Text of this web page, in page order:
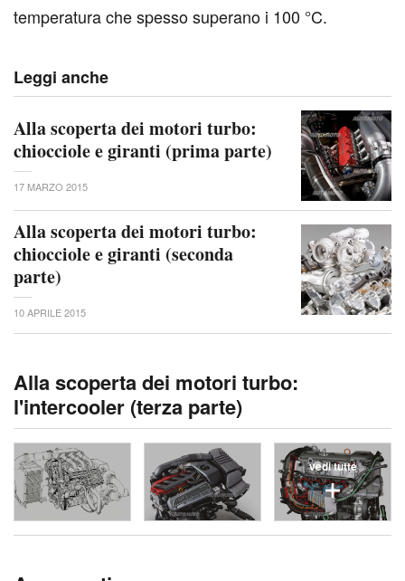
temperatura che spesso superano i 100 °C.
Leggi anche
Alla scoperta dei motori turbo:
chiocciole e giranti (prima parte)
17 MARZO 2015
Alla scoperta dei motori turbo:
chiocciole e giranti (seconda
parte)
10 APRILE 2015
Alla scoperta dei motori turbo:
l'intercooler (terza parte)
vedi tutte